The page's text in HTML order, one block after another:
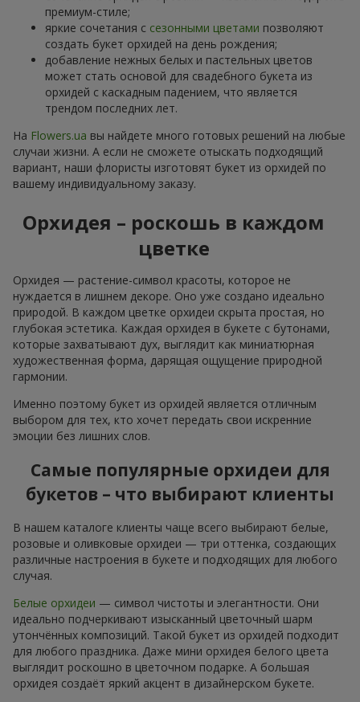
премиум-стиле;
яркие сочетания с сезонными цветами позволяют
создать букет орхидей на день рождения;
добавление нежных белых и пастельных цветов
может стать основой для свадебного букета из
орхидей с каскадным падением, что является
трендом последних лет.
На Flowers.ua вы найдете много готовых решений на любые
случаи жизни. А если не сможете отыскать подходящий
вариант, наши флористы изготовят букет из орхидей по
вашему индивидуальному заказу.
Орхидея – роскошь в каждом
цветке
Орхидея — растение-символ красоты, которое не
нуждается в лишнем декоре. Оно уже создано идеально
природой. В каждом цветке орхидеи скрыта простая, но
глубокая эстетика. Каждая орхидея в букете с бутонами,
которые захватывают дух, выглядит как миниатюрная
художественная форма, дарящая ощущение природной
гармонии.
Именно поэтому букет из орхидей является отличным
выбором для тех, кто хочет передать свои искренние
эмоции без лишних слов.
Самые популярные орхидеи для
букетов – что выбирают клиенты
В нашем каталоге клиенты чаще всего выбирают белые,
розовые и оливковые орхидеи — три оттенка, создающих
различные настроения в букете и подходящих для любого
случая.
Белые орхидеи — символ чистоты и элегантности. Они
идеально подчеркивают изысканный цветочный шарм
утончённых композиций. Такой букет из орхидей подходит
для любого праздника. Даже мини орхидея белого цвета
выглядит роскошно в цветочном подарке. А большая
орхидея создаёт яркий акцент в дизайнерском букете.